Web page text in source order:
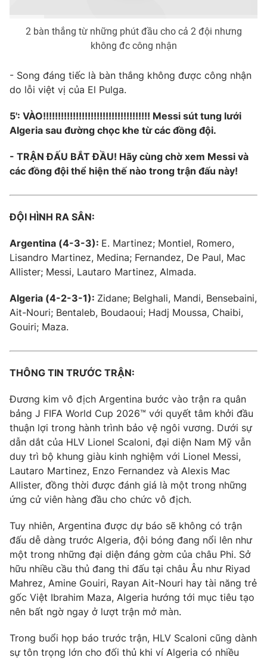
2 bàn thắng từ những phút đầu cho cả 2 đội nhưng
không đc công nhận
- Song đáng tiếc là bàn thắng không được công nhận
do lỗi việt vị của El Pulga.
5': VÀO!!!!!!!!!!!!!!!!!!!!!!!!!!!!!!!!!!!! Messi sút tung lưới
Algeria sau đường chọc khe từ các đồng đội.
- TRẬN ĐẤU BẮT ĐẦU! Hãy cùng chờ xem Messi và
các đồng đội thể hiện thế nào trong trận đấu này!
ĐỘI HÌNH RA SÂN:
Argentina (4-3-3): E. Martinez; Montiel, Romero,
Lisandro Martinez, Medina; Fernandez, De Paul, Mac
Allister; Messi, Lautaro Martinez, Almada.
Algeria (4-2-3-1): Zidane; Belghali, Mandi, Bensebaini,
Ait-Nouri; Bentaleb, Boudaoui; Hadj Moussa, Chaibi,
Gouiri; Maza.
THÔNG TIN TRƯỚC TRẬN:
Đương kim vô địch Argentina bước vào trận ra quân
bảng J FIFA World Cup 2026™ với quyết tâm khởi đầu
thuận lợi trong hành trình bảo vệ ngôi vương. Dưới sự
dẫn dắt của HLV Lionel Scaloni, đại diện Nam Mỹ vẫn
duy trì bộ khung giàu kinh nghiệm với Lionel Messi,
Lautaro Martinez, Enzo Fernandez và Alexis Mac
Allister, đồng thời được đánh giá là một trong những
ứng cử viên hàng đầu cho chức vô địch.
Tuy nhiên, Argentina được dự báo sẽ không có trận
đấu dễ dàng trước Algeria, đội bóng đang nổi lên như
một trong những đại diện đáng gờm của châu Phi. Sở
hữu nhiều cầu thủ đang thi đấu tại châu Âu như Riyad
Mahrez, Amine Gouiri, Rayan Ait-Nouri hay tài năng trẻ
gốc Việt Ibrahim Maza, Algeria hướng tới mục tiêu tạo
nên bất ngờ ngay ở lượt trận mở màn.
Trong buổi họp báo trước trận, HLV Scaloni cũng dành
sự tôn trọng lớn cho đối thủ khi ví Algeria có nhiều